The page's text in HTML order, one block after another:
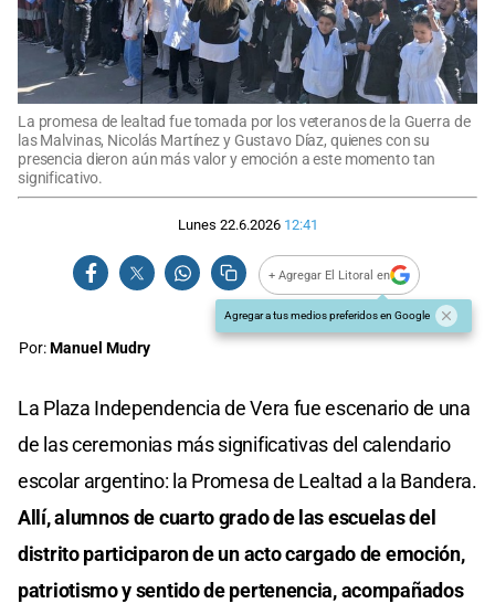
La promesa de lealtad fue tomada por los veteranos de la Guerra de
las Malvinas, Nicolás Martínez y Gustavo Díaz, quienes con su
presencia dieron aún más valor y emoción a este momento tan
significativo.
Lunes 22.6.2026 12:41
+ Agregar El Litoral en
Agregar a tus medios preferidos en Google
Por:Manuel Mudry
La Plaza Independencia de Vera fue escenario de una
de las ceremonias más significativas del calendario
escolar argentino: la Promesa de Lealtad a la Bandera.
Allí, alumnos de cuarto grado de las escuelas del
distrito participaron de un acto cargado de emoción,
patriotismo y sentido de pertenencia, acompañados